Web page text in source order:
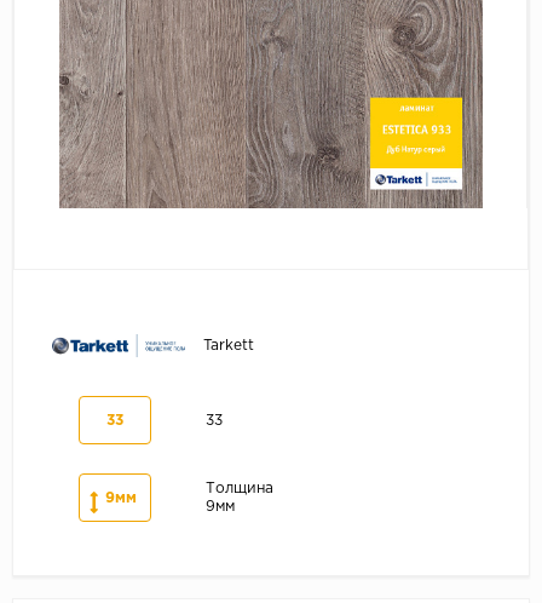
Серый
Бежевый
Дуб светлый
Коричневый
Страна
Австрия
Tarkett
33 33
9мм
Толщина
9мм